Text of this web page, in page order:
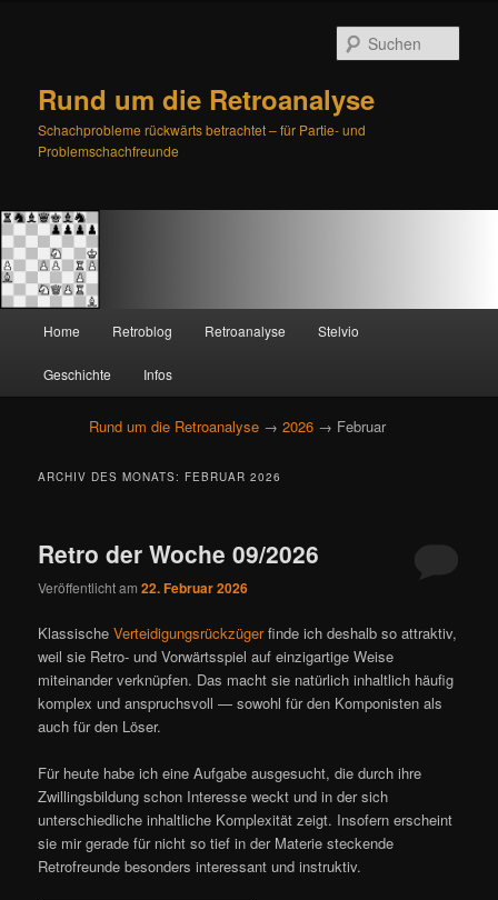
Rund um die Retroanalyse
Schachprobleme rückwärts betrachtet – für Partie- und
Problemschachfreunde
Zum
primären
Inhalt
springen
Zum
sekundären
Inhalt
springen
Home Retroblog Retroanalyse Stelvio
Geschichte Infos
Rund um die Retroanalyse → 2026 → Februar
ARCHIV DES MONATS: FEBRUAR 2026
Retro der Woche 09/2026
Veröffentlicht am22. Februar 2026
KlassischeVerteidigungsrückzügerfinde ich deshalb so attraktiv,
weil sie Retro- und Vorwärtsspiel auf einzigartige Weise
miteinander verknüpfen. Das macht sie natürlich inhaltlich häufig
komplex und anspruchsvoll — sowohl für den Komponisten als
auch für den Löser.
Für heute habe ich eine Aufgabe ausgesucht, die durch ihre
Zwillingsbildung schon Interesse weckt und in der sich
unterschiedliche inhaltliche Komplexität zeigt. Insofern erscheint
sie mir gerade für nicht so tief in der Materie steckende
Retrofreunde besonders interessant und instruktiv.